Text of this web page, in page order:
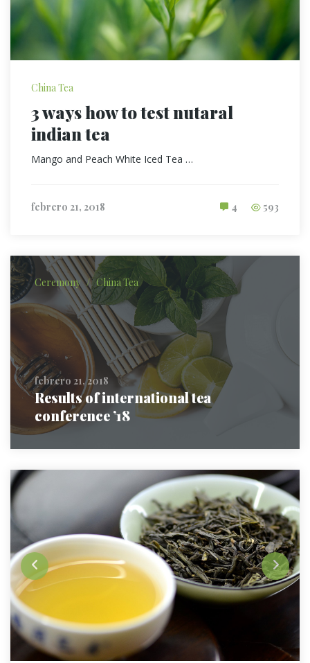
China Tea
3 ways how to test nutaral
indian tea
Mango and Peach White Iced Tea …
febrero 21, 2018 593
4
Ceremony / China Tea
febrero 21, 2018
Results of international tea
conference ’18